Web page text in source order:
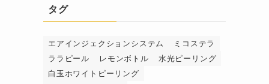
タグ
エアインジェクションシステム
ミコステラ
ララピール
レモンボトル
水光ピーリング
白玉ホワイトピーリング